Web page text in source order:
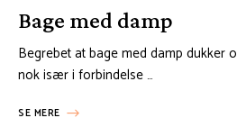
Bage med damp
Begrebet at bage med damp dukker
nok især i forbindelse …
SE MERE